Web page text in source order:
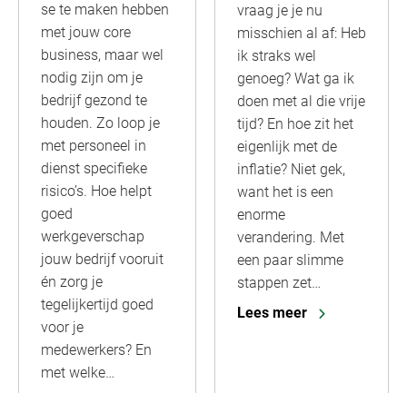
se te maken hebben
met jouw core
business, maar wel
nodig zijn om je
bedrijf gezond te
houden. Zo loop je
met personeel in
dienst specifieke
risico’s. Hoe helpt
goed
werkgeverschap
jouw bedrijf vooruit
én zorg je
tegelijkertijd goed
voor je
medewerkers? En
met welke…
vraag je je nu
misschien al af: Heb
ik straks wel
genoeg? Wat ga ik
doen met al die vrije
tijd? En hoe zit het
eigenlijk met de
inflatie? Niet gek,
want het is een
enorme
verandering. Met
een paar slimme
stappen zet…
Lees meer